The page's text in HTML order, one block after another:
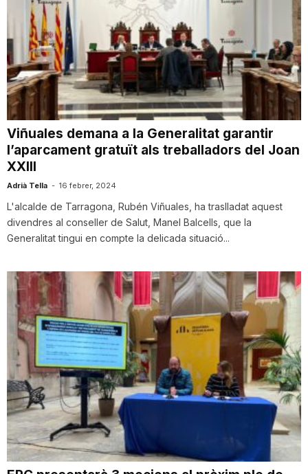
Viñuales demana a la Generalitat garantir
l’aparcament gratuït als treballadors del Joan
XXIII
Adrià Tella - 16 febrer, 2024
L'alcalde de Tarragona, Rubén Viñuales, ha traslladat aquest
divendres al conseller de Salut, Manel Balcells, que la
Generalitat tingui en compte la delicada situació...